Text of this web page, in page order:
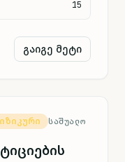
15
გაიგე მეტი
ᲡᲐᲨᲣᲐᲚᲝ